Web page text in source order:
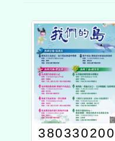
380330200